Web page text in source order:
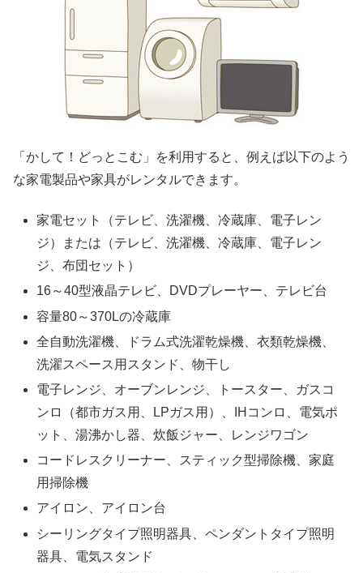
「かして！どっとこむ」を利用すると、例えば以下のよう
な家電製品や家具がレンタルできます。
家電セット（テレビ、洗濯機、冷蔵庫、電子レン
ジ）または（テレビ、洗濯機、冷蔵庫、電子レン
ジ、布団セット）
16～40型液晶テレビ、DVDプレーヤー、テレビ台
容量80～370Lの冷蔵庫
全自動洗濯機、ドラム式洗濯乾燥機、衣類乾燥機、
洗濯スペース用スタンド、物干し
電子レンジ、オーブンレンジ、トースター、ガスコ
ンロ（都市ガス用、LPガス用）、IHコンロ、電気ポ
ット、湯沸かし器、炊飯ジャー、レンジワゴン
コードレスクリーナー、スティック型掃除機、家庭
用掃除機
アイロン、アイロン台
シーリングタイプ照明器具、ペンダントタイプ照明
器具、電気スタンド